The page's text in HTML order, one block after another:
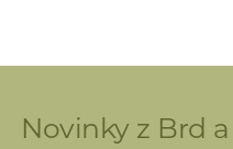
Novinky z Brd